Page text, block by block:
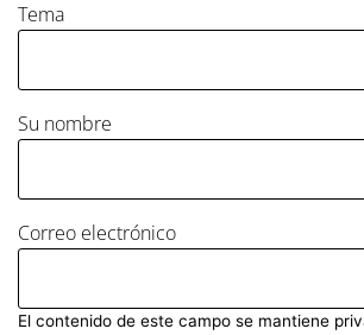
Tema
Su nombre
Correo electrónico
El contenido de este campo se mantiene